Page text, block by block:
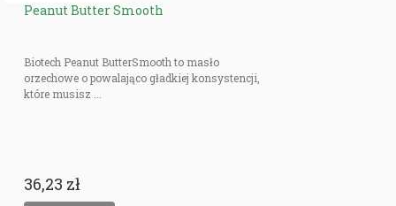
Peanut Butter Smooth
Biotech Peanut ButterSmooth to masło
orzechowe o powalająco gładkiej konsystencji,
które musisz ...
36,23 zł